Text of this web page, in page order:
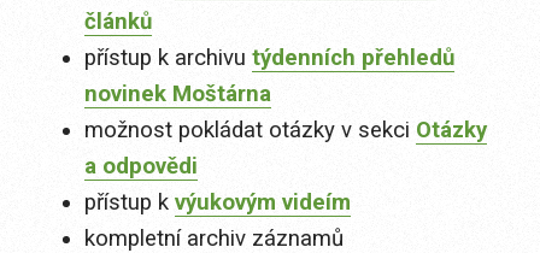
článků
přístup k archivu týdenních přehledů
novinek Moštárna
možnost pokládat otázky v sekci Otázky
a odpovědi
přístup k výukovým videím
kompletní archiv záznamů